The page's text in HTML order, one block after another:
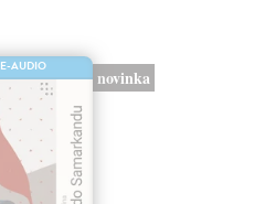
E-AUDIO
novinka